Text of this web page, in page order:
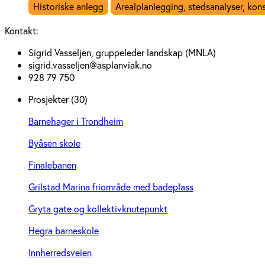
Historiske anlegg
Arealplanlegging, stedsanalyser,
Kontakt:
Sigrid Vasseljen, gruppeleder landskap (MNLA)
sigrid.vasseljen@asplanviak.no
928 79 750
Prosjekter (30)
Barnehager i Trondheim
Byåsen skole
Finalebanen
Grilstad Marina friområde med badeplass
Gryta gate og kollektivknutepunkt
Hegra barneskole
Innherredsveien